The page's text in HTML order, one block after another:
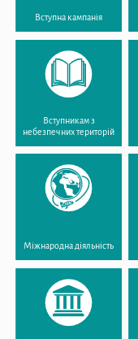
Вступна кампанія
Вступникам з
небезпечних територій
Міжнародна діяльність